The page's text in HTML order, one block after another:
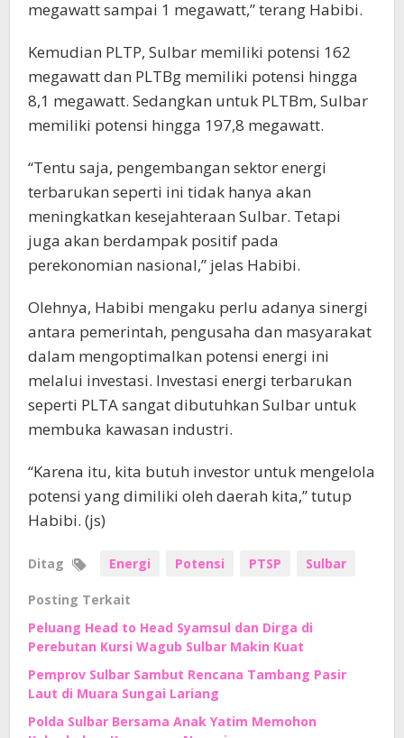
megawatt sampai 1 megawatt,” terang Habibi.
Kemudian PLTP, Sulbar memiliki potensi 162
megawatt dan PLTBg memiliki potensi hingga
8,1 megawatt. Sedangkan untuk PLTBm, Sulbar
memiliki potensi hingga 197,8 megawatt.
“Tentu saja, pengembangan sektor energi
terbarukan seperti ini tidak hanya akan
meningkatkan kesejahteraan Sulbar. Tetapi
juga akan berdampak positif pada
perekonomian nasional,” jelas Habibi.
Olehnya, Habibi mengaku perlu adanya sinergi
antara pemerintah, pengusaha dan masyarakat
dalam mengoptimalkan potensi energi ini
melalui investasi. Investasi energi terbarukan
seperti PLTA sangat dibutuhkan Sulbar untuk
membuka kawasan industri.
“Karena itu, kita butuh investor untuk mengelola
potensi yang dimiliki oleh daerah kita,” tutup
Habibi. (js)
Ditag Energi Potensi PTSP Sulbar
Posting Terkait
Peluang Head to Head Syamsul dan Dirga di
Perebutan Kursi Wagub Sulbar Makin Kuat
Pemprov Sulbar Sambut Rencana Tambang Pasir
Laut di Muara Sungai Lariang
Polda Sulbar Bersama Anak Yatim Memohon